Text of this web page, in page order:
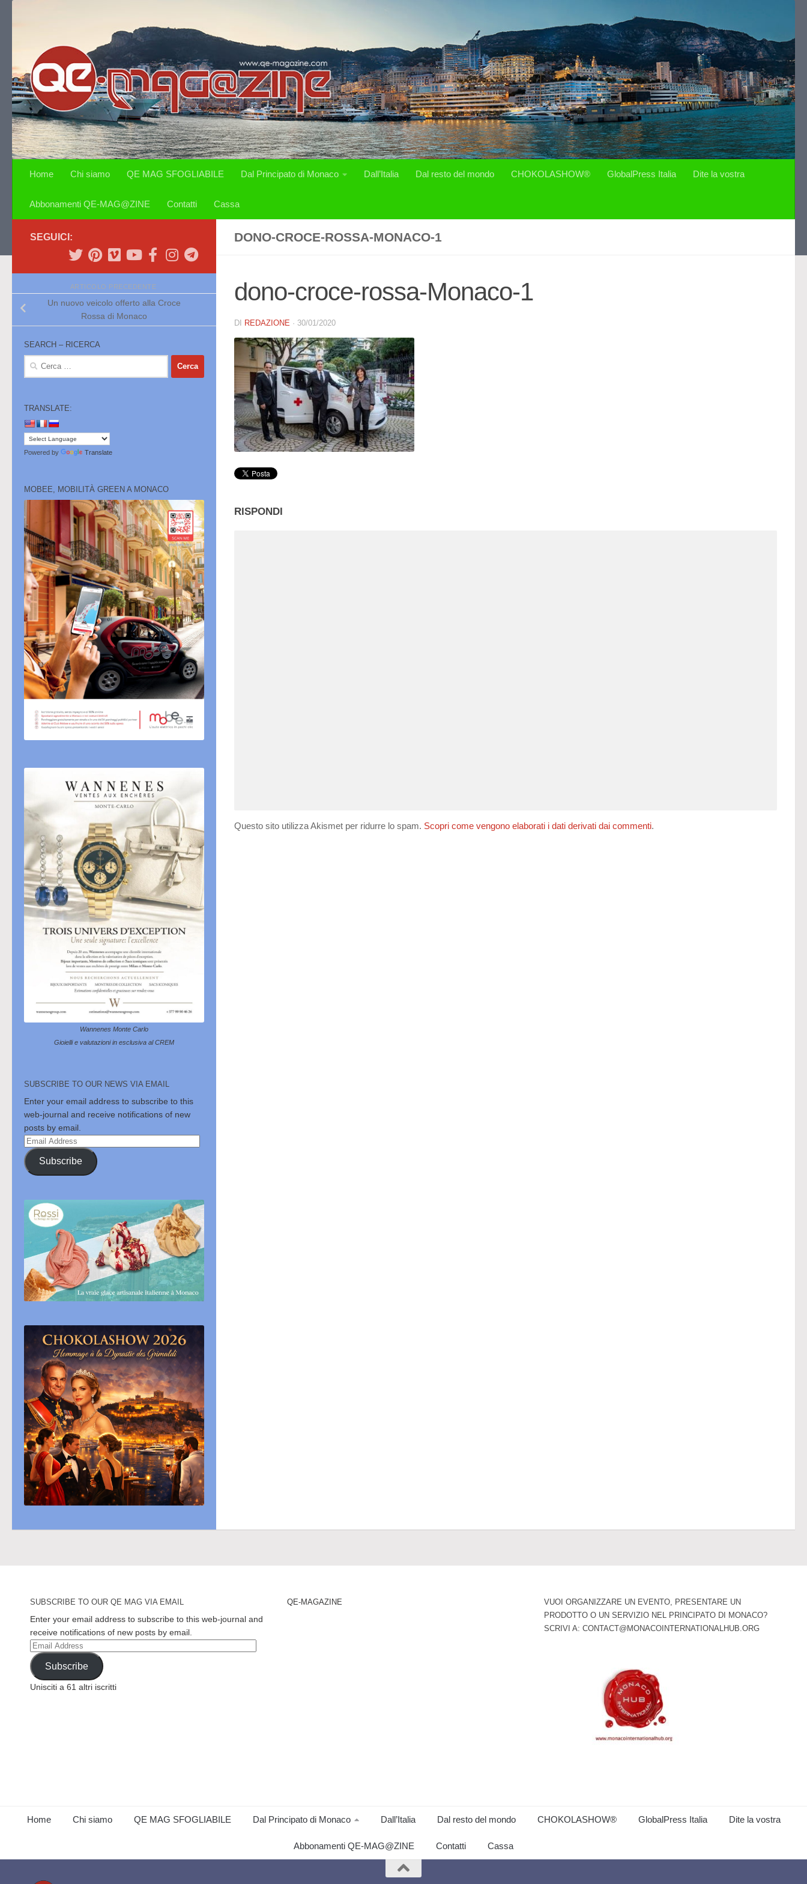
Home Chi siamo QE MAG SFOGLIABILE Dal Principato di Monaco Dall’Italia Dal resto del mondo CHOKOLASHOW® GlobalPress Italia Dite la vostra
Abbonamenti QE-MAG@ZINE Contatti Cassa
DONO-CROCE-ROSSA-MONACO-1
dono-croce-rossa-Monaco-1
DI REDAZIONE · 30/01/2020
RISPONDI
Questo sito utilizza Akismet per ridurre lo spam. Scopri come vengono elaborati i dati derivati dai commenti.
SEGUICI:
ARTICOLO PRECEDENTE
Un nuovo veicolo offerto alla Croce
Rossa di Monaco
SEARCH – RICERCA
Ricerca
TRANSLATE:
Powered by Translate
MOBEE, MOBILITÀ GREEN A MONACO
Wannenes Monte Carlo
Gioielli e valutazioni in esclusiva al CREM
SUBSCRIBE TO OUR NEWS VIA EMAIL
Enter your email address to subscribe to this
web-journal and receive notifications of new
posts by email.
Email
Address
Subscribe
SUBSCRIBE TO OUR QE MAG VIA EMAIL
Enter your email address to subscribe to this web-journal and
receive notifications of new posts by email.
Email
Address
Subscribe
Unisciti a 61 altri iscritti
QE-MAGAZINE
VUOI ORGANIZZARE UN EVENTO, PRESENTARE UN
PRODOTTO O UN SERVIZIO NEL PRINCIPATO DI MONACO?
SCRIVI A: CONTACT@MONACOINTERNATIONALHUB.ORG
Home Chi siamo QE MAG SFOGLIABILE Dal Principato di Monaco Dall’Italia Dal resto del mondo CHOKOLASHOW® GlobalPress Italia Dite la vostra
Abbonamenti QE-MAG@ZINE Contatti Cassa